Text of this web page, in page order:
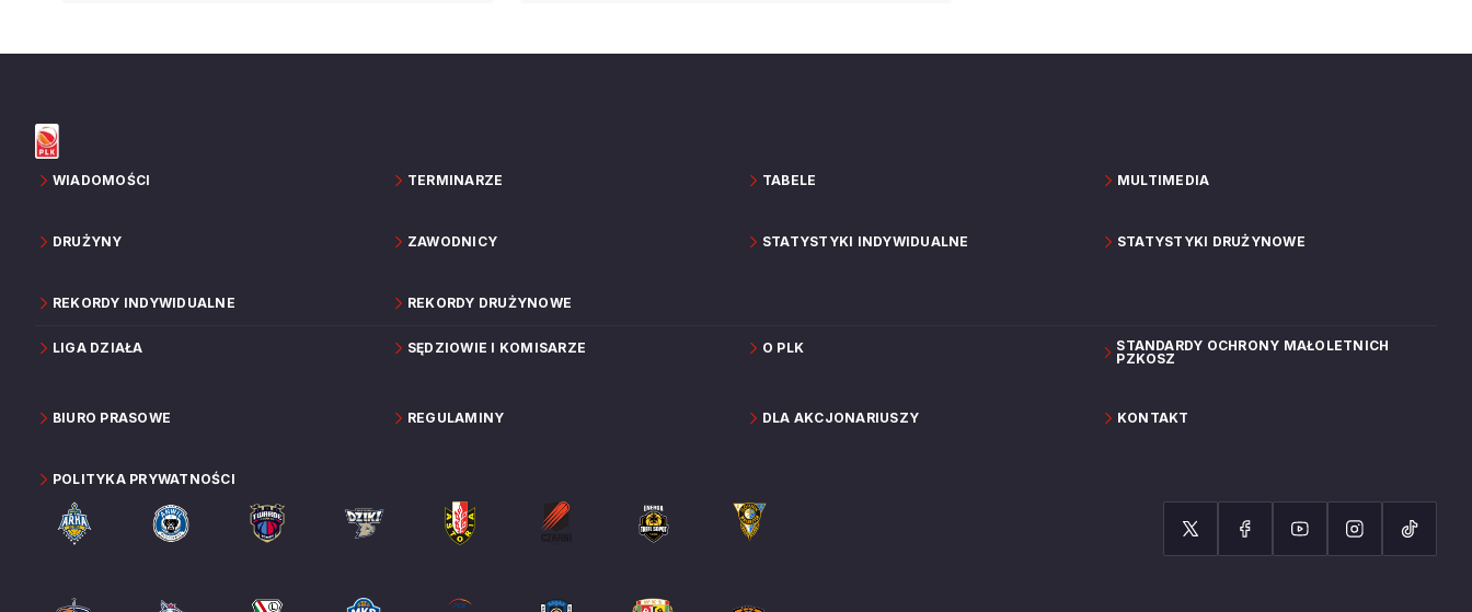
WIADOMOŚCI TERMINARZE TABELE MULTIMEDIA
DRUŻYNY ZAWODNICY STATYSTYKI INDYWIDUALNE STATYSTYKI DRUŻYNOWE
REKORDY INDYWIDUALNE REKORDY DRUŻYNOWE
LIGA DZIAŁA SĘDZIOWIE I KOMISARZE O PLK
STANDARDY OCHRONY MAŁOLETNICH
PZKOSZ
BIURO PRASOWE REGULAMINY DLA AKCJONARIUSZY KONTAKT
POLITYKA PRYWATNOŚCI